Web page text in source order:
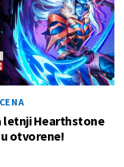
letnji Hearthstone
otvorene!